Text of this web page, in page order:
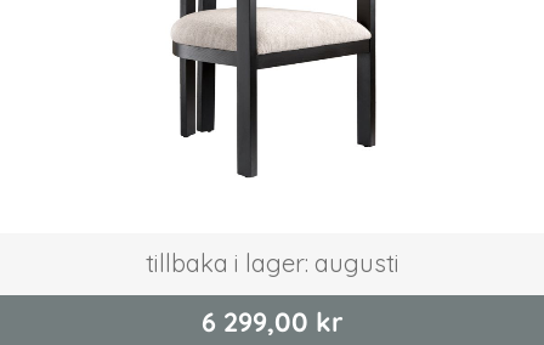
tillbaka i lager: augusti
6 299,00 kr
början